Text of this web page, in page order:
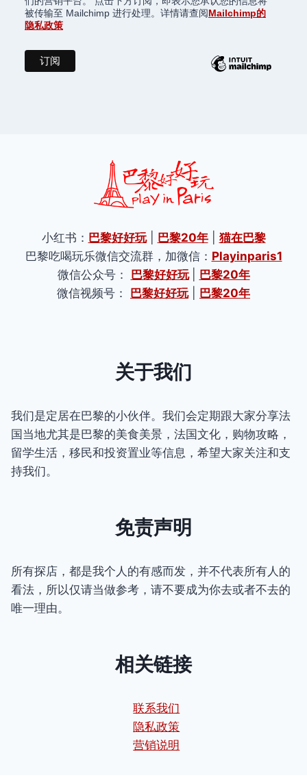
被传输至 Mailchimp 进行处理。详情请查阅Mailchimp的
隐私政策
小红书： 巴黎好好玩| 巴黎20年| 猫在巴黎
巴黎吃喝玩乐微信交流群，加微信： Playinparis1
微信公众号： 巴黎好好玩
巴黎20年
微信视频号： 巴黎好好玩| 巴黎20年
关于我们
我们是定居在巴黎的小伙伴。我们会定期跟大家分享法
国当地尤其是巴黎的美食美景，法国文化，购物攻略，
留学生活，移民和投资置业等信息，希望大家关注和支
持我们。
免责声明
所有探店，都是我个人的有感而发，并不代表所有人的
看法，所以仅请当做参考，请不要成为你去或者不去的
唯一理由。
相关链接
联系我们
隐私政策
营销说明